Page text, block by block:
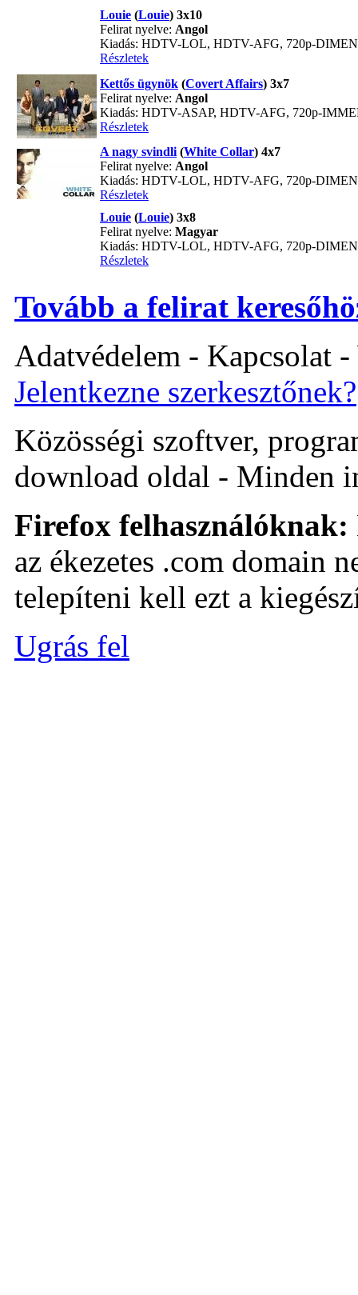
Louie (Louie) 3x10
Felirat nyelve: Angol
Kiadás: HDTV-LOL, HDTV-AFG, 720p-
Részletek
Kettős ügynök (Covert Affairs) 3x7
Felirat nyelve: Angol
Kiadás: HDTV-ASAP, HDTV-AFG, 720p-
Részletek
A nagy svindli (White Collar) 4x7
Felirat nyelve: Angol
Kiadás: HDTV-LOL, HDTV-AFG, 720p-
Részletek
Louie (Louie) 3x8
Felirat nyelve: Magyar
Kiadás: HDTV-LOL, HDTV-AFG, 720p-
Részletek
Tovább a felirat
Adatvédelem - Kapcsolat
Jelentkezne szerkesztőnek?
Közösségi szoftver,
download oldal - Minden
Firefox felhasználóknak:
az ékezetes .com domain
telepíteni kell ezt a
Ugrás fel